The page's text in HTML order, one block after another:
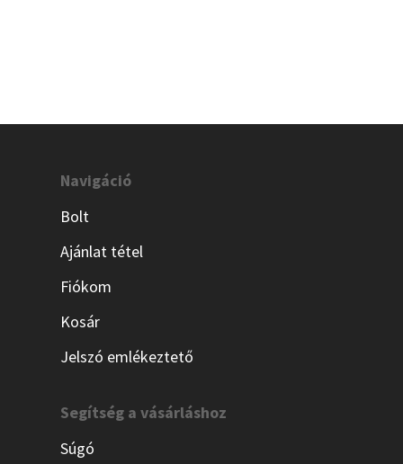
Navigáció
Bolt
Ajánlat tétel
Fiókom
Kosár
Jelszó emlékeztető
Segítség a vásárláshoz
Súgó